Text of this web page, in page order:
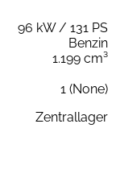
96 kW / 131 PS
Benzin
1.199 cm³
1 (None)
Zentrallager